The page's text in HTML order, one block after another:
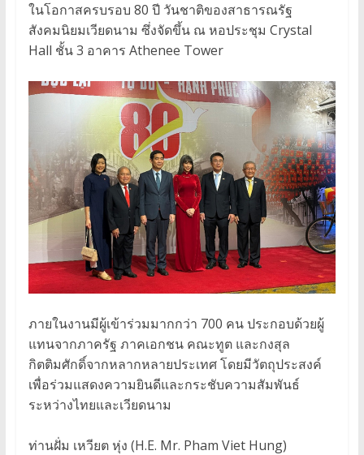
ในโอกาสครบรอบ 80 ปี วันชาติของสาธารณรัฐ
สังคมนิยมเวียดนาม ซึ่งจัดขึ้น ณ หอประชุม Crystal
Hall ชั้น 3 อาคาร Athenee Tower
ภายในงานมีผู้เข้าร่วมมากกว่า 700 คน ประกอบด้วยผู้
แทนจากภาครัฐ ภาคเอกชน คณะทูต และกงสุล
กิตติมศักดิ์จากหลากหลายประเทศ โดยมีวัตถุประสงค์
เพื่อร่วมแสดงความยินดีและกระชับความสัมพันธ์
ระหว่างไทยและเวียดนาม
ท่านฝั่ม เหวียต หุ่ง (H.E. Mr. Pham Viet Hung)